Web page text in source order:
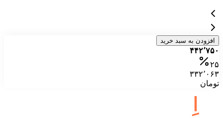
افزودن به سبد خرید
۴۴۲٬۷۵۰
۲۵
۳۳۲٬۰۶۳
تومان